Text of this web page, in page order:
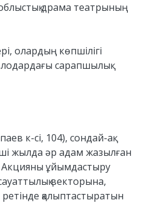
драма театрының
олардың көпшілігі
сарапшылық
к-сі, 104), сондай-ақ
жылда әр адам жазылған
Акцияны ұйымдастыру
векторына,
қалыптастыратын